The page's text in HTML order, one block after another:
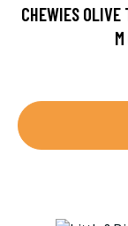
CHEWIES